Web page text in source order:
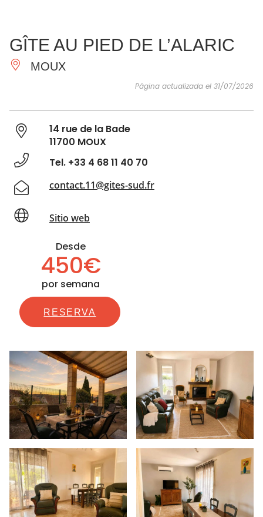
IMPRESCINDIBLES
HACER
INSPIRACIONES
GÎTE AU PIED DE L’ALARIC
MOUX
Página actualizada el 31/07/2026
14 rue de la Bade
11700 MOUX
Tel. +33 4 68 11 40 70
contact.11@gites-sud.fr
Sitio web
Desde
450€
por semana
RESERVA